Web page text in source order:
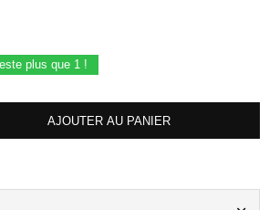
plus que 1 !
AJOUTER AU PANIER